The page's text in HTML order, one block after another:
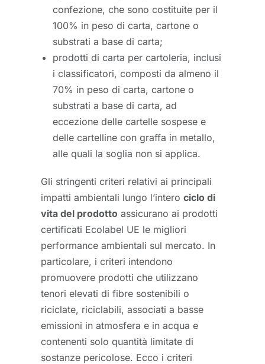
confezione, che sono costituite per il
100% in peso di carta, cartone o
substrati a base di carta;
prodotti di carta per cartoleria, inclusi
i classificatori, composti da almeno il
70% in peso di carta, cartone o
substrati a base di carta, ad
eccezione delle cartelle sospese e
delle cartelline con graffa in metallo,
alle quali la soglia non si applica.
Gli stringenti criteri relativi ai principali
impatti ambientali lungo l’intero ciclo di
vita del prodotto assicurano ai prodotti
certificati Ecolabel UE le migliori
performance ambientali sul mercato. In
particolare, i criteri intendono
promuovere prodotti che utilizzano
tenori elevati di fibre sostenibili o
riciclate, riciclabili, associati a basse
emissioni in atmosfera e in acqua e
contenenti solo quantità limitate di
sostanze pericolose. Ecco i criteri